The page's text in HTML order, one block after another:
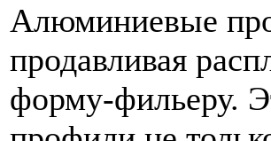
Алюминиевые
продавливая
форму-фильеру.